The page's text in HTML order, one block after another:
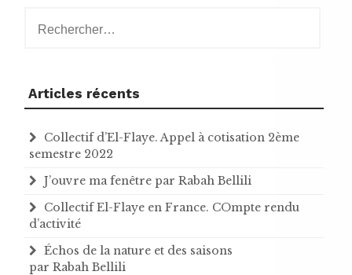
Articles récents
Collectif d’El-Flaye. Appel à cotisation 2ème
semestre 2022
J’ouvre ma fenêtre par Rabah Bellili
Collectif El-Flaye en France. COmpte rendu
d’activité
Échos de la nature et des saisons
par Rabah Bellili